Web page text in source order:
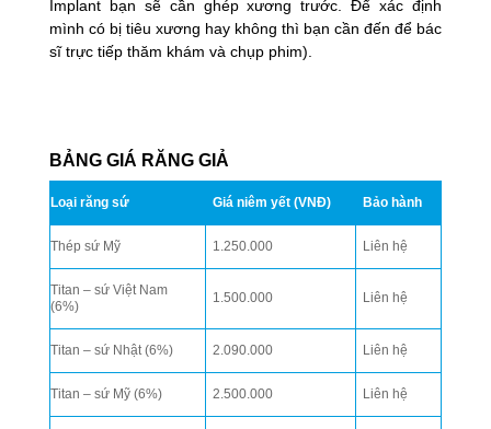
Implant bạn sẽ cần ghép xương trước. Để xác định
mình có bị tiêu xương hay không thì bạn cần đến để bác
sĩ trực tiếp thăm khám và chụp phim).
BẢNG GIÁ RĂNG GIẢ
Loại răng sứ Giá niêm yết (VNĐ) Bảo hành
Thép sứ Mỹ 1.250.000 Liên hệ
Titan – sứ Việt Nam
(6%)
1.500.000 Liên hệ
Titan – sứ Nhật (6%) 2.090.000 Liên hệ
Titan – sứ Mỹ (6%) 2.500.000 Liên hệ